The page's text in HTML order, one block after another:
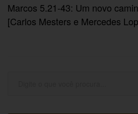
Marcos 5.21-43: Um novo
[Carlos Mesters e Mercedes